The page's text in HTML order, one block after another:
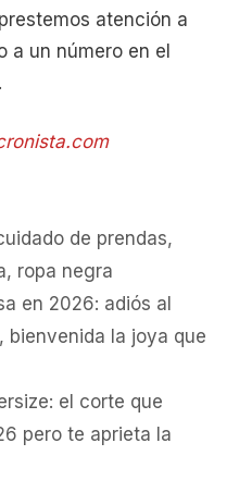
atención a
a un número en el
de prendas,
, ropa negra
en 2026: adiós al
bienvenida la joya que
el corte que
pero te aprieta la